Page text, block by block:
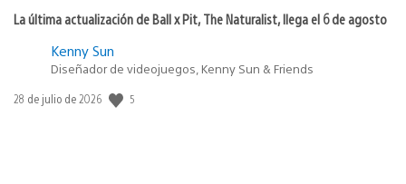
La última actualización de Ball x Pit, The Naturalist, llega el 6 de agosto
Kenny Sun
Diseñador de videojuegos, Kenny Sun & Friends
Fecha
28 de julio de 2026 5